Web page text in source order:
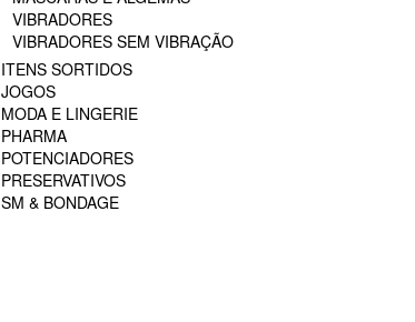
VIBRADORES
VIBRADORES SEM VIBRAÇÃO
ITENS SORTIDOS
JOGOS
MODA E LINGERIE
PHARMA
POTENCIADORES
PRESERVATIVOS
SM & BONDAGE